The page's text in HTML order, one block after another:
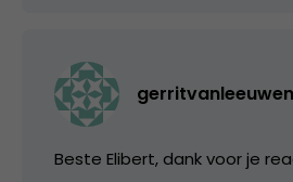
gerritvanleeuwen
Beste Elibert, dank voor je